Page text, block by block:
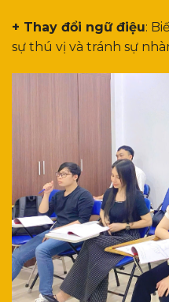
+ Thay đổi ngữ điệu:
sự thú vị và tránh sự